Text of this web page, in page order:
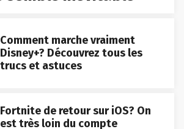
Comment marche vraiment
Disney+? Découvrez tous les
trucs et astuces
Fortnite de retour sur iOS? On
est très loin du compte